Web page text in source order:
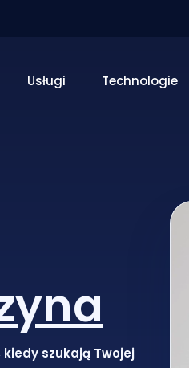
Usługi Technologie
szukają Twojej